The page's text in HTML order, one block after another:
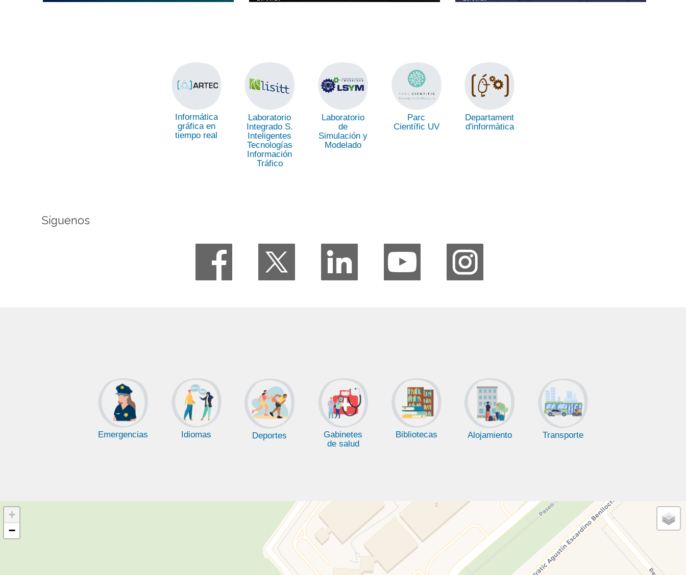
Informática
gráfica en
tiempo real
Laboratorio
Integrado S.
Inteligentes
Tecnologías
Información
Tráfico
Laboratorio
de
Simulación y
Modelado
Parc
Científic UV
Departament
d'informàtica
Síguenos
Emergencias Idiomas Deportes
Gabinetes
de salud
Bibliotecas Alojamiento Transporte
+
−